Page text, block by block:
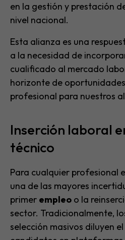
en la gestión y prestación
nivel nacional.
Esta alianza es una
a la necesidad de
cualificado al mercado
horizonte de
profesional para nuestros
Inserción laboral
técnico
Para cualquier profesional
una de las mayores
primer empleo o la
sector. Tradicionalmente,
selección masivos diluyen